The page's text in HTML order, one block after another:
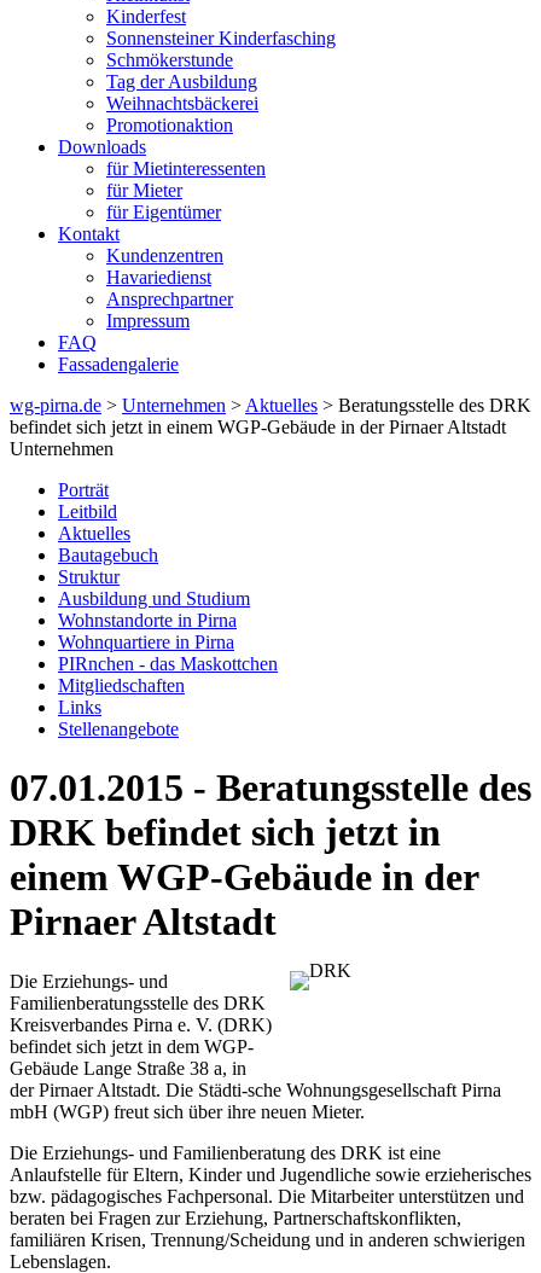
Kinderfest
Sonnensteiner Kinderfasching
Schmökerstunde
Tag der Ausbildung
Weihnachtsbäckerei
Promotionaktion
Downloads
für Mietinteressenten
für Mieter
für Eigentümer
Kontakt
Kundenzentren
Havariedienst
Ansprechpartner
Impressum
FAQ
Fassadengalerie
wg-pirna.de > Unternehmen > Aktuelles > Beratungsstelle des DRK
befindet sich jetzt in einem WGP-Gebäude in der Pirnaer Altstadt
Unternehmen
Porträt
Leitbild
Aktuelles
Bautagebuch
Struktur
Ausbildung und Studium
Wohnstandorte in Pirna
Wohnquartiere in Pirna
PIRnchen - das Maskottchen
Mitgliedschaften
Links
Stellenangebote
07.01.2015 - Beratungsstelle des
DRK befindet sich jetzt in
einem WGP-Gebäude in der
Pirnaer Altstadt
Die Erziehungs- und
Familienberatungsstelle des DRK
Kreisverbandes Pirna e. V. (DRK)
befindet sich jetzt in dem WGP-
Gebäude Lange Straße 38 a, in
der Pirnaer Altstadt. Die Städti-sche Wohnungsgesellschaft Pirna
mbH (WGP) freut sich über ihre neuen Mieter.
Die Erziehungs- und Familienberatung des DRK ist eine
Anlaufstelle für Eltern, Kinder und Jugendliche sowie erzieherisches
bzw. pädagogisches Fachpersonal. Die Mitarbeiter unterstützen und
beraten bei Fragen zur Erziehung, Partnerschaftskonflikten,
familiären Krisen, Trennung/Scheidung und in anderen schwierigen
Lebenslagen.